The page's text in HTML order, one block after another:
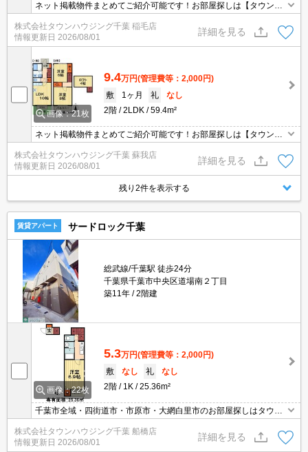
ネット掲載物件まとめてご紹介可能です！お部屋探しは【タウンハ
ウジング】にお任せください！※オンライン内見・現地待ち合わせ
は事前にご相談ください。
株式会社タウンハウジング千葉 稲毛店
情報更新日 2026/08/01
詳細を見る
画像：21枚
9.4万円(管理費等：2,000円)
敷
1ヶ月 礼
なし
2階
2LDK 59.4m²
ネット掲載物件まとめてご紹介可能です！お部屋探しは【タウンハ
ウジング】にお任せください！※オンライン内見・現地待ち合わせ
は事前にご相談ください。
株式会社タウンハウジング千葉 蘇我店
情報更新日 2026/08/01
詳細を見る
残り2件を表示する
賃貸アパート サードロック千葉
総武線/千葉駅 徒歩24分
千葉県千葉市中央区道場南２丁目
築11年
2階建
画像：22枚
5.3万円(管理費等：2,000円)
敷
なし 礼
なし
2階
1K 25.36m²
千葉市全域・四街道市・市原市・大網白里市のお部屋探しはタウン
ハウジング千葉店にお任せ下さい。まずは一度お問い合わせくださ
いませ！
株式会社タウンハウジング千葉 船橋店
情報更新日 2026/08/01
詳細を見る